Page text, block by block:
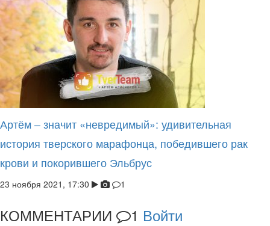
Артём – значит «невредимый»: удивительная
история тверского марафонца, победившего рак
крови и покорившего Эльбрус
23 ноября 2021, 17:30 1
КОММЕНТАРИИ 1 Войти